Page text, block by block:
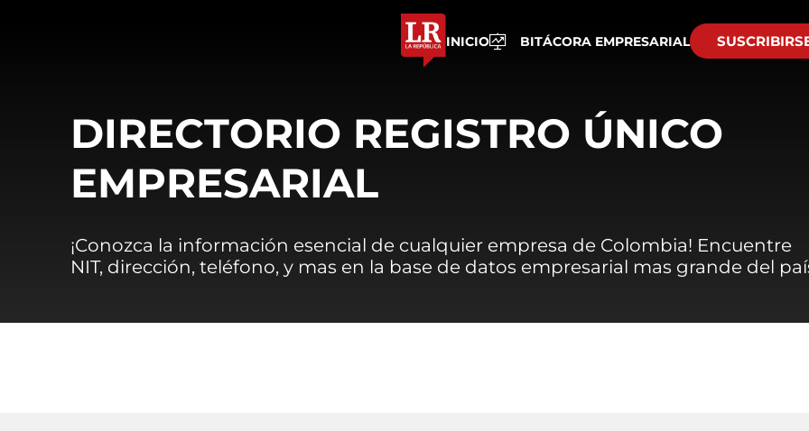
INICIO BITÁCORA EMPRESARIAL
DIRECTORIO REGISTRO ÚNICO
EMPRESARIAL
¡Conozca la información esencial de cualquier empresa de Colombia! Encuentre
NIT, dirección, teléfono, y mas en la base de datos empresarial mas grande del